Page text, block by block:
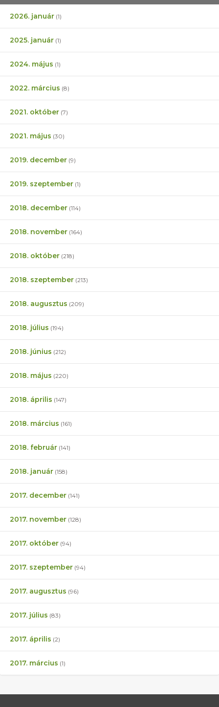
2026. január (1)
2025. január (1)
2024. május (1)
2022. március (8)
2021. október (7)
2021. május (30)
2019. december (9)
2019. szeptember (1)
2018. december (114)
2018. november (164)
2018. október (218)
2018. szeptember (213)
2018. augusztus (209)
2018. július (194)
2018. június (212)
2018. május (220)
2018. április (147)
2018. március (161)
2018. február (141)
2018. január (158)
2017. december (141)
2017. november (128)
2017. október (94)
2017. szeptember (94)
2017. augusztus (96)
2017. július (83)
2017. április (2)
2017. március (1)